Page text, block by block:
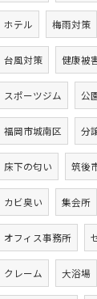
ホテル 梅雨対策
台風対策 健康被
スポーツジム 公
福岡市城南区 分
床下の匂い 筑後
カビ臭い 集会所
オフィス事務所
クレーム 大浴場